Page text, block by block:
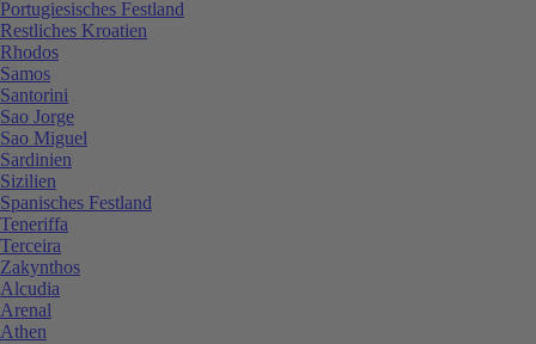
Portugiesisches Festland
Restliches Kroatien
Rhodos
Samos
Santorini
Sao Jorge
Sao Miguel
Sardinien
Sizilien
Spanisches Festland
Teneriffa
Terceira
Zakynthos
Alcudia
Arenal
Athen